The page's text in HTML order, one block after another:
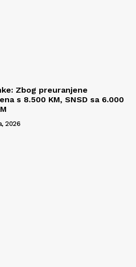
Zbog preuranjene
s 8.500 KM, SNSD sa 6.000
2026